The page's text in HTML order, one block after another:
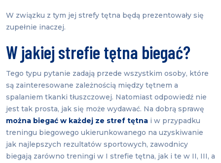
W związku z tym jej strefy tętna będą prezentowały się
zupełnie inaczej.
W jakiej strefie tętna biegać?
Tego typu pytanie zadają przede wszystkim osoby, które
są zainteresowane zależnością między tętnem a
spalaniem tkanki tłuszczowej. Natomiast odpowiedź nie
jest tak prosta, jak się może wydawać. Na dobrą sprawę
można biegać w każdej ze stref tętna i w przypadku
treningu biegowego ukierunkowanego na uzyskiwanie
jak najlepszych rezultatów sportowych, zawodnicy
biegają zarówno treningi w I strefie tętna, jak i te w II, III, a